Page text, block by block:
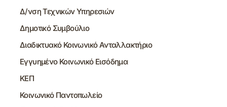
Δ/νση Τεχνικών Υπηρεσιών
Δημοτικό Συμβούλιο
Διαδικτυακό Κοινωνικό Ανταλλακτήριο
Εγγυημένο Κοινωνικό Εισόδημα
ΚΕΠ
Κοινωνικό Παντοπωλείο